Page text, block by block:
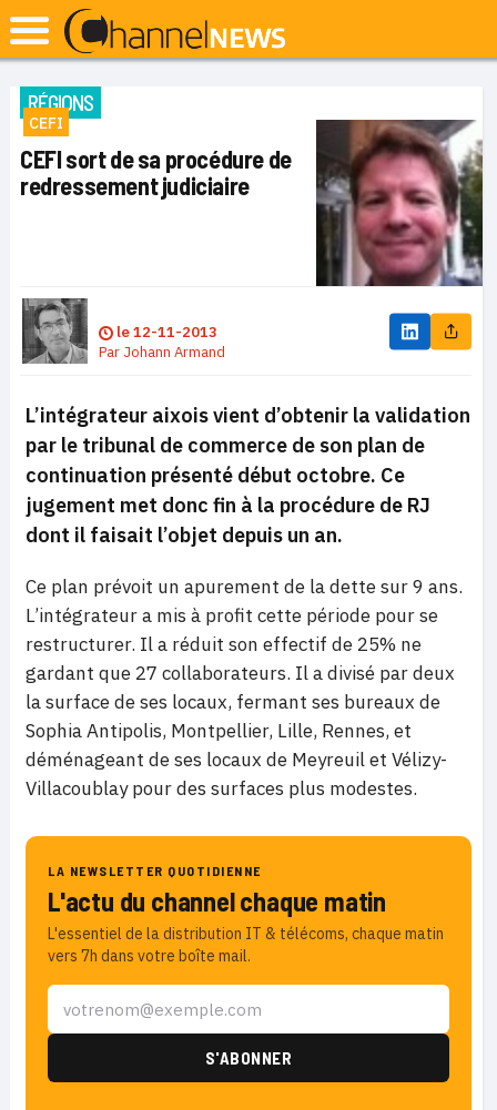
RÉGIONS
CEFI
CEFI sort de sa procédure de
redressement judiciaire
le12-11-2013
Par Johann Armand
L’intégrateur aixois vient d’obtenir la validation
par le tribunal de commerce de son plan de
continuation présenté début octobre. Ce
jugement met donc fin à la procédure de RJ
dont il faisait l’objet depuis un an.
Ce plan prévoit un apurement de la dette sur 9 ans.
L’intégrateur a mis à profit cette période pour se
restructurer. Il a réduit son effectif de 25% ne
gardant que 27 collaborateurs. Il a divisé par deux
la surface de ses locaux, fermant ses bureaux de
Sophia Antipolis, Montpellier, Lille, Rennes, et
déménageant de ses locaux de Meyreuil et Vélizy-
Villacoublay pour des surfaces plus modestes.
LA NEWSLETTER QUOTIDIENNE
L'actu du channel chaque matin
L'essentiel de la distribution IT & télécoms, chaque matin
vers 7h dans votre boîte mail.